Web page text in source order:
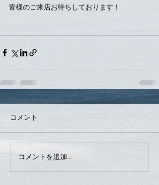
皆様のご来店お待ちしております！
コメント
コメントを追加…